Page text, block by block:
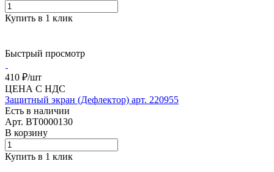
Купить в 1 клик
Быстрый просмотр
410 ₽/шт
ЦЕНА С НДС
Защитный экран (Дефлектор) арт. 220955
Есть в наличии
Арт. BT0000130
В корзину
Купить в 1 клик